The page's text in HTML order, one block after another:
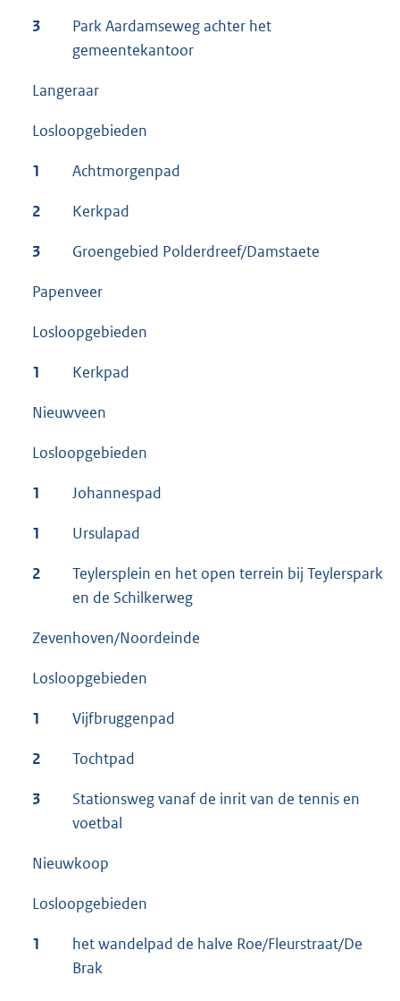
3
Park Aardamseweg achter het
gemeentekantoor
Langeraar
Losloopgebieden
1 Achtmorgenpad
2 Kerkpad
3 Groengebied Polderdreef/Damstaete
Papenveer
Losloopgebieden
1 Kerkpad
Nieuwveen
Losloopgebieden
1 Johannespad
1 Ursulapad
2
Teylersplein en het open terrein bij Teylerspark
en de Schilkerweg
Zevenhoven/Noordeinde
Losloopgebieden
1 Vijfbruggenpad
2 Tochtpad
3
Stationsweg vanaf de inrit van de tennis en
voetbal
Nieuwkoop
Losloopgebieden
1
het wandelpad de halve Roe/Fleurstraat/De
Brak